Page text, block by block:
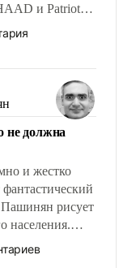
и Patriot
более трех
война с
период
например,
не должна
и жестко
фантастический
рисует
населения.
безусловно